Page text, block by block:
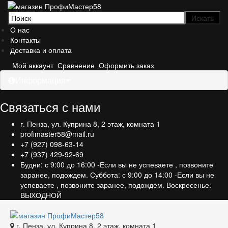
О нас
Контакты
Доставка и оплата
Мой аккаунт Сравнение Оформить заказ
Связаться с нами
г. Пенза, ул. Куприна 8, 2 этаж, комната 1
profimaster58@mail.ru
+7 (927) 098-63-14
+7 (937) 429-92-69
Будни: с 9:00 до 16:00 -Если вы не успеваете , позвоните
заранее, подождем. Суббота: с 9:00 до 14:00 -Если вы не
успеваете , позвоните заранее, подождем. Воскресенье:
ВЫХОДНОЙ
г. Пенза, ул. Куприна 8, 2 этаж, комната 1